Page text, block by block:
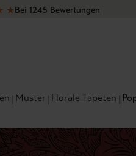
★Bei 1245 Bewertungen
Muster Florale Tapeten